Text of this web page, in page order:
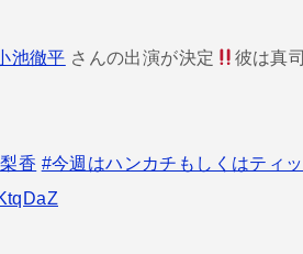
池徹平 さんの出演が決定
彼は真司
香 #今週はハンカチもしくはティッ